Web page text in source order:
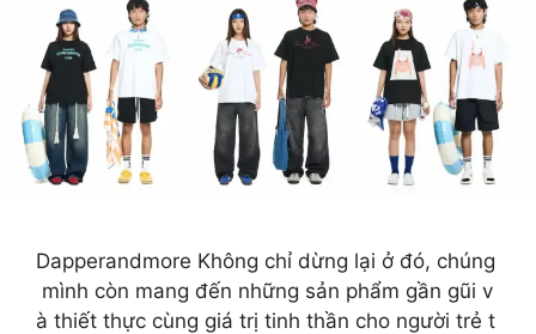
Dapperandmore Không chỉ dừng lại ở đó, chúng
mình còn mang đến những sản phẩm gần gũi v
à thiết thực cùng giá trị tinh thần cho người trẻ t